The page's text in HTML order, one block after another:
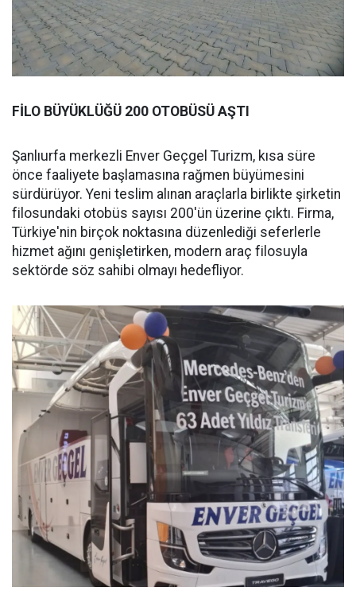
FİLO BÜYÜKLÜĞÜ 200 OTOBÜSÜ AŞTI
Şanlıurfa merkezli Enver Geçgel Turizm, kısa süre
önce faaliyete başlamasına rağmen büyümesini
sürdürüyor. Yeni teslim alınan araçlarla birlikte şirketin
filosundaki otobüs sayısı 200'ün üzerine çıktı. Firma,
Türkiye'nin birçok noktasına düzenlediği seferlerle
hizmet ağını genişletirken, modern araç filosuyla
sektörde söz sahibi olmayı hedefliyor.